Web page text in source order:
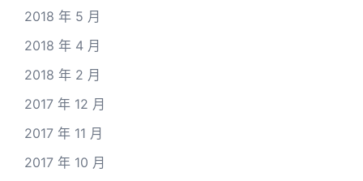
2018 年 5 月
2018 年 4 月
2018 年 2 月
2017 年 12 月
2017 年 11 月
2017 年 10 月